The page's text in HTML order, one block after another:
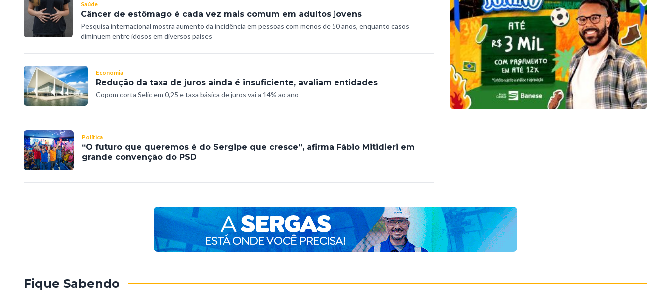
Saúde
Câncer de estômago é cada vez mais comum em adultos jovens
Pesquisa internacional mostra aumento da incidência em pessoas com menos de 50 anos, enquanto casos
diminuem entre idosos em diversos países
Economia
Redução da taxa de juros ainda é insuficiente, avaliam entidades
Copom corta Selic em 0,25 e taxa básica de juros vai a 14% ao ano
Política
“O futuro que queremos é do Sergipe que cresce”, afirma Fábio Mitidieri em
grande convenção do PSD
Fique Sabendo